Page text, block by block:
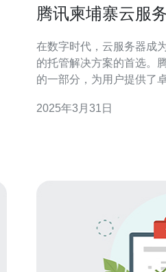
腾讯柬埔寨云服
在数字时代，云服务器成
的托管解决方案的首选。
的一部分，为用户提供了
介绍腾讯柬埔寨云服务器的优势和特
2025年3月31日